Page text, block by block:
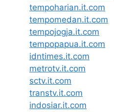
tempoharian.it.com
tempomedan.it.com
tempojogja.it.com
tempopapua.it.com
idntimes.it.com
metrotv.it.com
sctv.it.com
transtv.it.com
indosiar.it.com